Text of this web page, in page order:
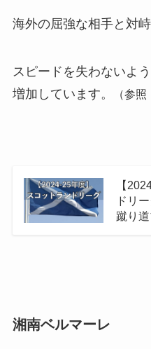
海外の屈強な相手と対峙
スピードを失わないよ
増加しています。
（参照
【
ドリ
蹴り
湘南ベルマーレ